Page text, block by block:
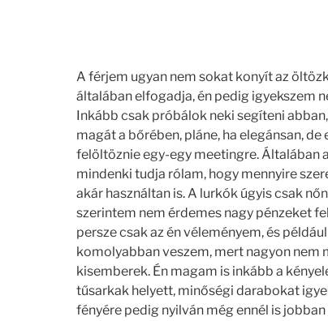
A férjem ugyan nem sokat konyít az
általában elfogadja, én pedig igyekszem
Inkább csak próbálok neki segíteni
magát a bőrében, pláne, ha elegánsan,
felöltöznie egy-egy meetingre. Általában
mindenki tudja rólam, hogy mennyire
akár használtan is. A lurkók úgyis csak
szerintem nem érdemes nagy pénzeket
persze csak az én véleményem, és
komolyabban veszem, mert nagyon nem
kisemberek. Én magam is inkább a
tűsarkak helyett, minőségi darabokat
fényére pedig nyilván még ennél is